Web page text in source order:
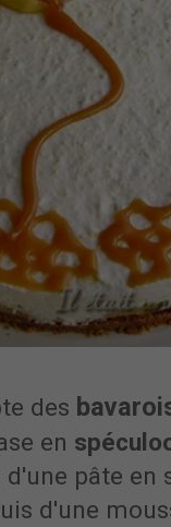
des
en
pâte en
d'une